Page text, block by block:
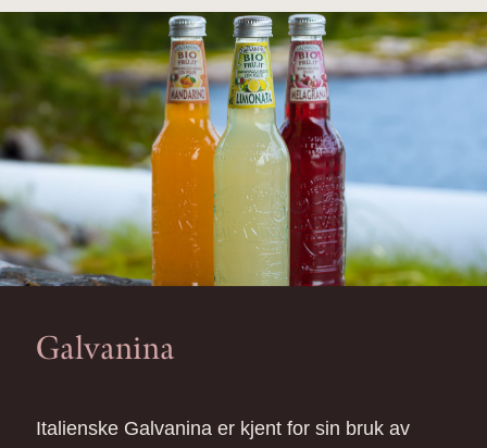
Galvanina
Italienske Galvanina er kjent for sin bruk av